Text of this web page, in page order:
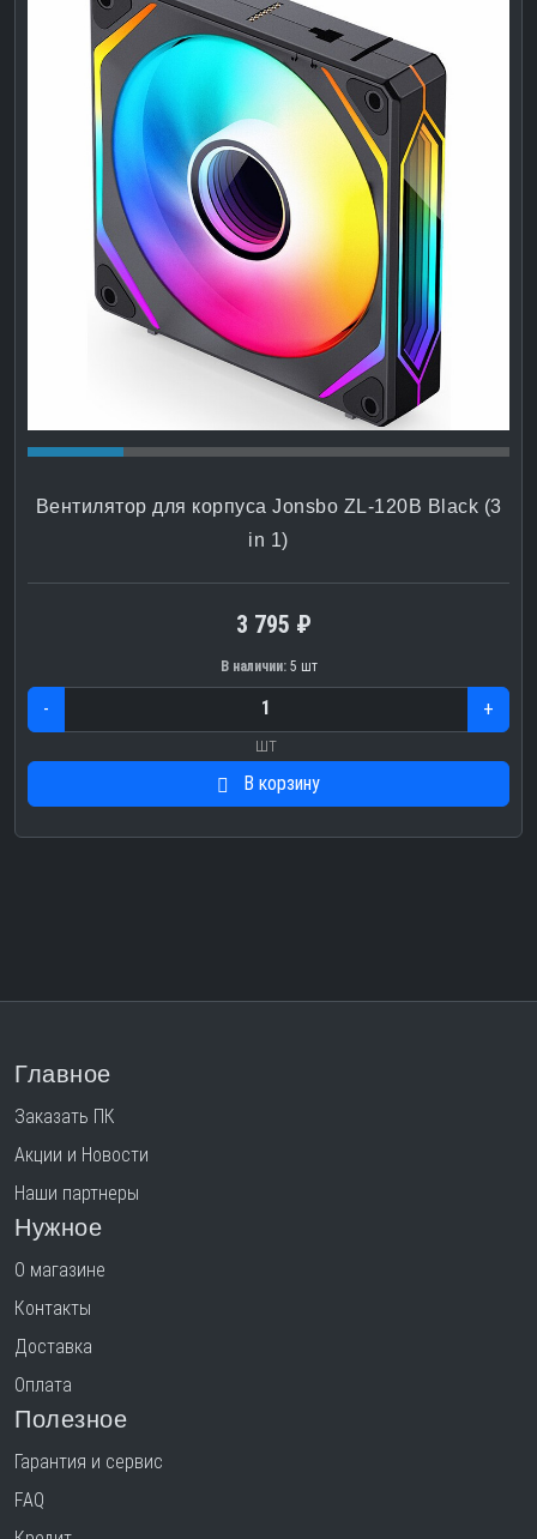
Вентилятор для корпуса Jonsbo ZL-120B Black (3
in 1)
3 795 ₽
В наличии: 5 шт
-
шт
+
В корзину
Главное
Заказать ПК
Акции и Новости
Наши партнеры
Нужное
О магазине
Контакты
Доставка
Оплата
Полезное
Гарантия и сервис
FAQ